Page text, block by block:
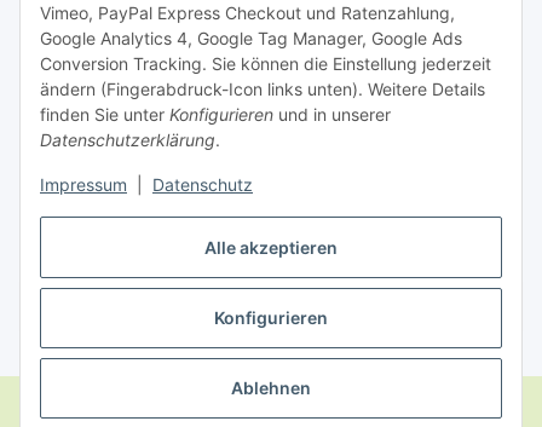
Alle akzeptieren
Konfigurieren
Ablehnen
Vimeo, PayPal Express Checkout und Ratenzahlung,
Google Analytics 4, Google Tag Manager, Google Ads
Conversion Tracking. Sie können die Einstellung jederzeit
ändern (Fingerabdruck-Icon links unten). Weitere Details
finden Sie unter Konfigurieren und in unserer
Datenschutzerklärung.
Impressum Datenschutz
Dein Partner für hochwertige Snacks!
* Alle Preise inkl. gesetzlicher USt., zzgl.Versand